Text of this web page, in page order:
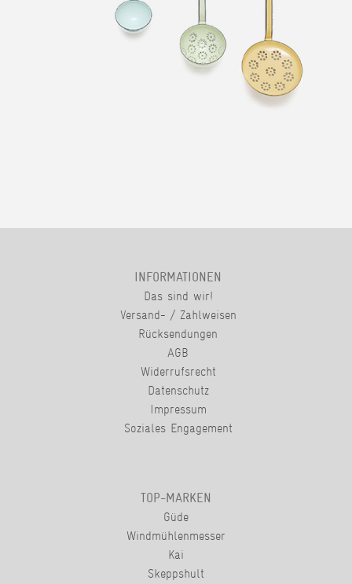
INFORMATIONEN
Das sind wir!
Versand- / Zahlweisen
Rücksendungen
AGB
Widerrufsrecht
Datenschutz
Impressum
Soziales Engagement
TOP-MARKEN
Güde
Windmühlenmesser
Kai
Skeppshult